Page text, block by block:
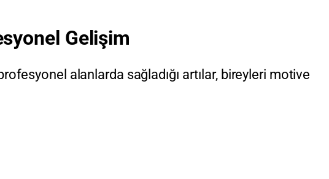
Gelişim
alanlarda sağladığı artılar, bireyleri motive